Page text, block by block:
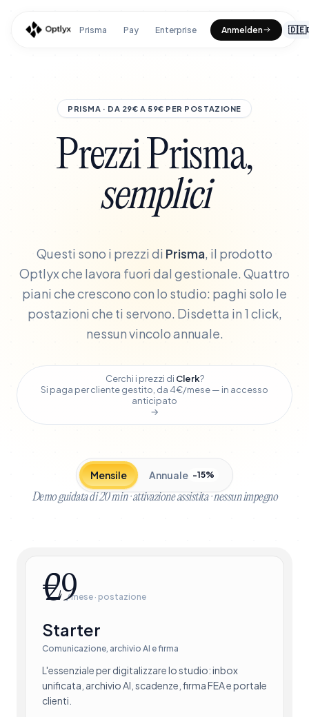
Prisma Pay Enterprise Anmelden 🇩🇪
PRISMA · DA 29€ A 59€ PER POSTAZIONE
Prezzi Prisma,
semplici
Questi sono i prezzi di Prisma, il prodotto
Optlyx che lavora fuori dal gestionale. Quattro
piani che crescono con lo studio: paghi solo le
postazioni che ti servono. Disdetta in 1 click,
nessun vincolo annuale.
Cerchi i prezzi di Clerk?
Si paga per cliente gestito, da 4€/mese — in accesso
anticipato
→
Mensile Annuale −15%
Demo guidata di 20 min · attivazione assistita · nessun impegno
€ / mese · postazione
Starter
Comunicazione, archivio AI e firma
L'essenziale per digitalizzare lo studio: inbox
unificata, archivio AI, scadenze, firma FEA e portale
clienti.